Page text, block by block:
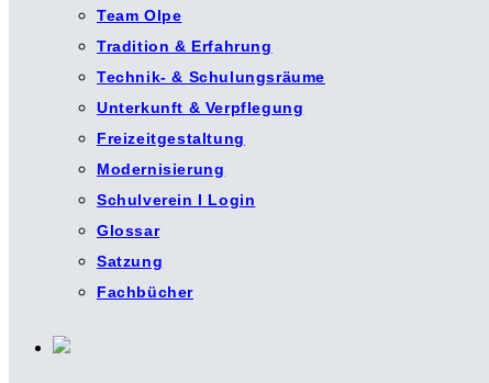
Team Olpe
Tradition & Erfahrung
Technik- & Schulungsräume
Unterkunft & Verpflegung
Freizeitgestaltung
Modernisierung
Schulverein I Login
Glossar
Satzung
Fachbücher